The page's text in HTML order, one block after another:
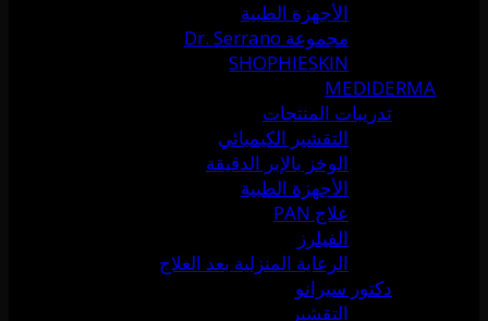
الأجهزة الطبية
مجموعة Dr. Serrano
SHOPHIESKIN
MEDIDERMA
تدريبات المنتجات
التقشير الكيميائي
الوخز بالإبر الدقيقة
الأجهزة الطبية
علاج PAN
الفيلرز
الرعاية المنزلية بعد العلاج
دكتور سيرانو
التقشير